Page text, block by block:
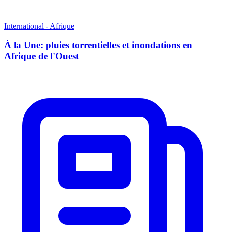
International - Afrique
À la Une: pluies torrentielles et inondations en
Afrique de l'Ouest